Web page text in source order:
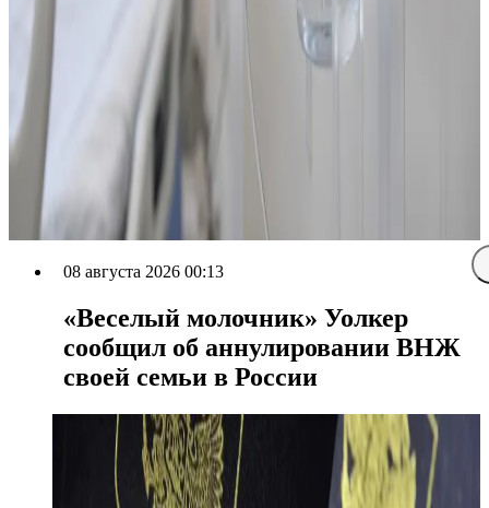
08 августа 2026 00:13
«Веселый молочник» Уолкер
сообщил об аннулировании ВНЖ
своей семьи в России